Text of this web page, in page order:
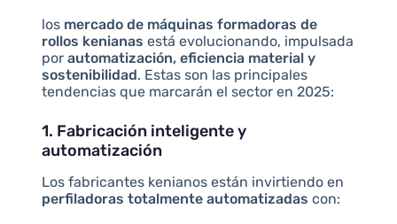
los mercado de máquinas formadoras de
rollos kenianas está evolucionando, impulsada
por automatización, eficiencia material y
sostenibilidad. Estas son las principales
tendencias que marcarán el sector en 2025:
1. Fabricación inteligente y
automatización
Los fabricantes kenianos están invirtiendo en
perfiladoras totalmente automatizadas con: